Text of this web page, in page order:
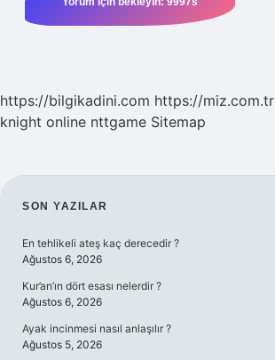
https://bilgikadini.com https://miz.com.tr
knight online nttgame Sitemap
SIDEBAR
SON YAZILAR
En tehlikeli ateş kaç derecedir ?
Ağustos 6, 2026
Kur’an’ın dört esası nelerdir ?
Ağustos 6, 2026
Ayak incinmesi nasıl anlaşılır ?
Ağustos 5, 2026